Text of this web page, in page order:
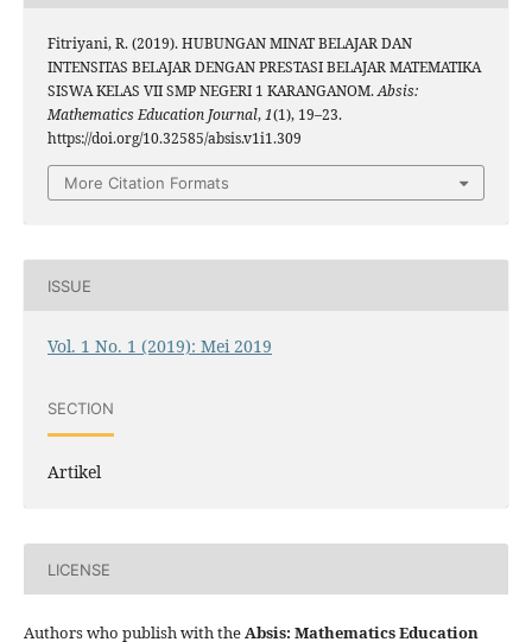
Fitriyani, R. (2019). HUBUNGAN MINAT BELAJAR DAN
INTENSITAS BELAJAR DENGAN PRESTASI BELAJAR MATEMATIKA
SISWA KELAS VII SMP NEGERI 1 KARANGANOM.Absis:
Mathematics Education Journal,1(1), 19–23.
https://doi.org/10.32585/absis.v1i1.309
More Citation Formats
ISSUE
Vol. 1 No. 1 (2019): Mei 2019
SECTION
Artikel
LICENSE
Authors who publish with theAbsis: Mathematics Education